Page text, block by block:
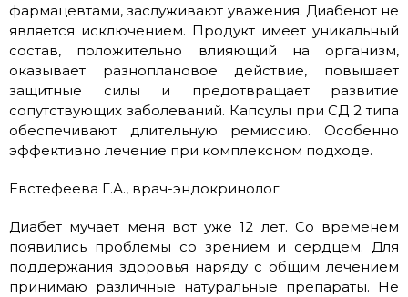
фармацевтами, заслуживают уважения. Диабенот не
является исключением. Продукт имеет уникальный
состав, положительно влияющий на организм,
оказывает разноплановое действие, повышает
защитные силы и предотвращает развитие
сопутствующих заболеваний. Капсулы при СД 2 типа
обеспечивают длительную ремиссию. Особенно
эффективно лечение при комплексном подходе.
Евстефеева Г.А., врач-эндокринолог
Диабет мучает меня вот уже 12 лет. Со временем
появились проблемы со зрением и сердцем. Для
поддержания здоровья наряду с общим лечением
принимаю различные натуральные препараты. Не